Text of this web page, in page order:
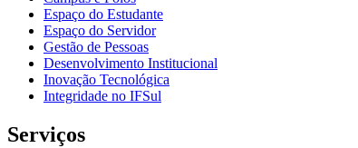
Espaço do Estudante
Espaço do Servidor
Gestão de Pessoas
Desenvolvimento Institucional
Inovação Tecnológica
Integridade no IFSul
Serviços